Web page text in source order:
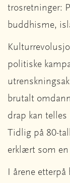
trosretninger:
buddhisme,
politiske
brutalt
drap kan
Tidlig på 80-
erklært som en
I årene